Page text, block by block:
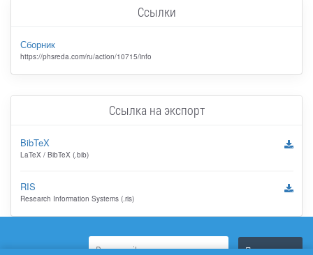
Ссылки
Сборник
https://phsreda.com/ru/action/10715/info
Ссылка на экспорт
BibTeX
LaTeX / BibTeX (.bib)
RIS
Research Information Systems (.ris)